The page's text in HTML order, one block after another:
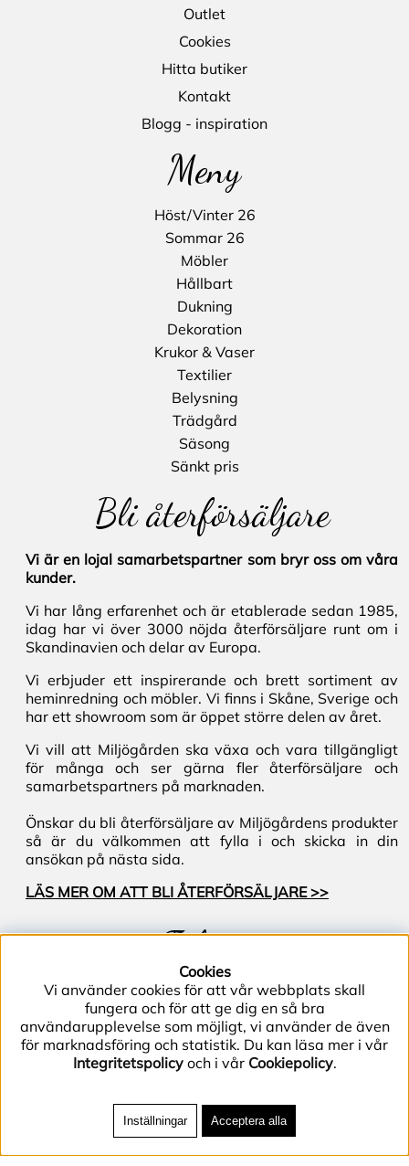
Outlet
Cookies
Hitta butiker
Kontakt
Blogg - inspiration
Meny
Höst/Vinter 26
Sommar 26
Möbler
Hållbart
Dukning
Dekoration
Krukor & Vaser
Textilier
Belysning
Trädgård
Säsong
Sänkt pris
Bli återförsäljare
Vi är en lojal samarbetspartner som bryr oss om våra
kunder.
Vi har lång erfarenhet och är etablerade sedan 1985,
idag har vi över 3000 nöjda återförsäljare runt om i
Skandinavien och delar av Europa.
Vi erbjuder ett inspirerande och brett sortiment av
heminredning och möbler. Vi finns i Skåne, Sverige och
har ett showroom som är öppet större delen av året.
Vi vill att Miljögården ska växa och vara tillgängligt
för många och ser gärna fler återförsäljare och
samarbetspartners på marknaden.
Önskar du bli återförsäljare av Miljögårdens produkter
så är du välkommen att fylla i och skicka in din
ansökan på nästa sida.
LÄS MER OM ATT BLI ÅTERFÖRSÄLJARE >>
Följ oss
Telefon (+46) 40–40 86 40 | E-post
info@miljogarden.com
| Bolagsgatan 2, 233 51
Svedala
Cookies
Vi använder cookies för att vår webbplats skall
fungera och för att ge dig en så bra
användarupplevelse som möjligt, vi använder de även
för marknadsföring och statistik. Du kan läsa mer i vår
Integritetspolicyoch i vår Cookiepolicy.
Inställningar Acceptera alla